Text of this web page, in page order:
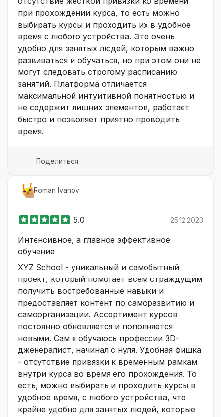
при прохождении курса, то есть можно
выбирать курсы и проходить их в удобное
время с любого устройства. Это очень
удобно для занятых людей, которым важно
развиваться и обучаться, но при этом они не
могут следовать строгому расписанию
занятий. Платформа отличается
максимальной интуитивной понятностью и
не содержит лишних элементов, работает
быстро и позволяет приятно проводить
время.
Поделиться
Roman Ivanov
5.0 25.12.2023
Интенсивное, а главное эффективное
обучение
XYZ School - уникальный и самобытный
проект, который помогает всем страждущим
получить востребованные навыки и
предоставляет контент по саморазвитию и
самоорганизации. Ассортимент курсов
постоянно обновляется и пополняется
новыми. Сам я обучаюсь профессии 3D-
дженералист, начинал с нуля. Удобная фишка
- отсутствие привязки к временным рамкам
внутри курса во время его прохождения. То
есть, можно выбирать и проходить курсы в
удобное время, с любого устройства, что
крайне удобно для занятых людей, которые